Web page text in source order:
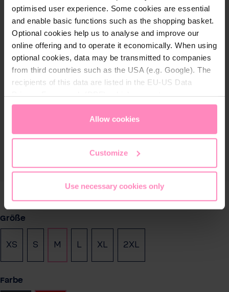
optimised user experience. Some cookies are essential
and enable basic functions such as the shopping basket.
Optional cookies help us to analyse and improve our
online offering and to operate it economically. When using
optional cookies, data may be transmitted to companies
from third countries such as the USA (e.g. Google). The
recipients of this data are listed in the EU-US Data
appropriate level of data protection. You canaccept all
only allow necessary cookies
access and change your chosen setting at any time in
Allow cookies
Customize
Use necessary cookies only
Größe
XS S (Diese Option ist zurzeit nicht verfügbar.)
M L XL 2XL
Farbe